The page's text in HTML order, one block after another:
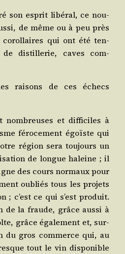
son esprit libé­ral, ce nou­
de même ou à peu près
corol­laires qui ont été ten­
de dis­til­le­rie, caves com­
rai­sons de ces échecs
nom­breuses et dif­fi­ciles à
féro­ce­ment égoïste qui
région sera tou­jours un
de longue haleine ; il
des cours nor­maux pour
oubliés tous les pro­jets
; c’est ce qui s’est pro­duit.
de la fraude, grâce aus­si à
grâce éga­le­ment et, sur­
du gros com­merce qui, au
tout le vin dis­po­nible